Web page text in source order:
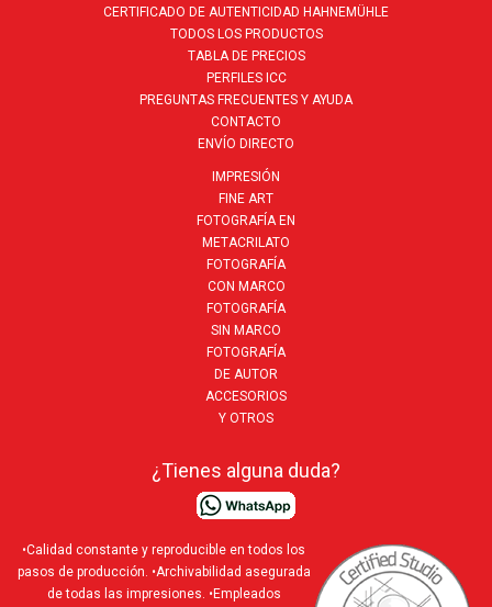
CERTIFICADO DE AUTENTICIDAD HAHNEMÜHLE
TODOS LOS PRODUCTOS
TABLA DE PRECIOS
PERFILES ICC
PREGUNTAS FRECUENTES Y AYUDA
CONTACTO
ENVÍO DIRECTO
IMPRESIÓN
FINE ART
FOTOGRAFÍA EN
METACRILATO
FOTOGRAFÍA
CON MARCO
FOTOGRAFÍA
SIN MARCO
FOTOGRAFÍA
DE AUTOR
ACCESORIOS
Y OTROS
¿Tienes alguna duda?
•Calidad constante y reproducible en todos los
pasos de producción. •Archivabilidad asegurada
de todas las impresiones. •Empleados